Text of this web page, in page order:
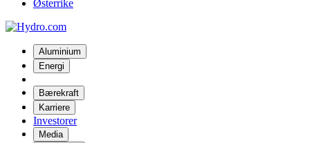
Østerrike
Aluminium
Energi
Bærekraft
Karriere
Investorer
Media